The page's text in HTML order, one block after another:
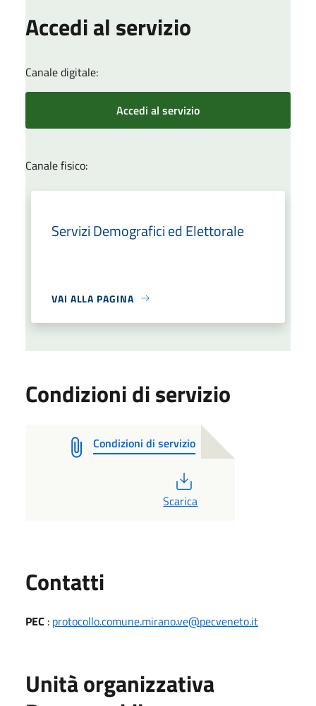
Accedi al servizio
Canale digitale:
Accedi al servizio
Canale fisico:
Servizi Demografici ed Elettorale
VAI ALLA PAGINA
Condizioni di servizio
Condizioni di servizio
Scarica
Contatti
PEC : protocollo.comune.mirano.ve@pecveneto.it
Unità organizzativa